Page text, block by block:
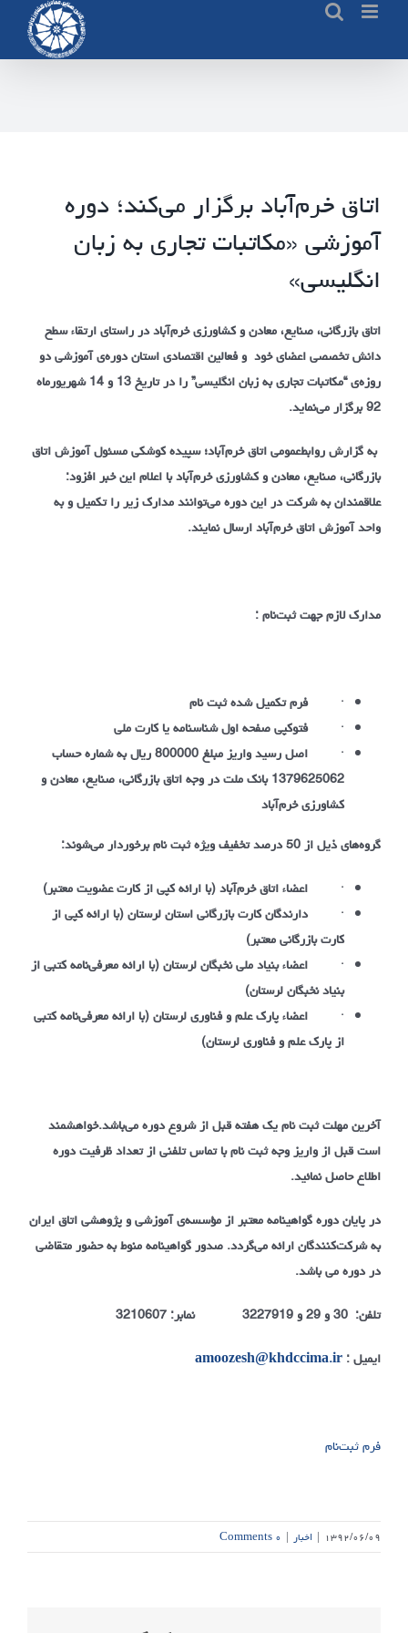
content
اتاق خرم‌آباد برگزار می‌کند؛ دوره
آموزشی «مکاتبات تجاری به زبان
انگلیسی»
اتاق بازرگانی، صنایع، معادن و کشاورزی خرم‌آباددر راستای ارتقاء سطح
دانش تخصصی اعضای خود و فعالین اقتصادی استان دوره‌یآموزشی دو
روزه‌ی “مکاتبات تجاری به زبان انگلیسی”
را در تاریخ 13 و 14 شهریورماه
92 برگزار می‌نماید.
به گزارش روابط‌عمومی اتاق خرم‌آباد؛ سپیده کوشکی مسئول آموزش اتاق
بازرگانی، صنایع، معادن و کشاورزی خرم‌آباد با اعلام این خبر افزود:
علاقمندان به شرکت در این دوره می‌توانند مدارک زیر را تکمیل و به
واحدآموزش اتاق خرم‌آبادارسال نمایند.
مدارک لازم جهت ثبت‌نام :
·فرم تکمیل شده ثبت نام
·فتوکپی صفحه اول شناسنامه یا کارت ملی
·
اصل رسید واریز مبلغ 800000 ریال به شماره حساب
1379625062 بانک ملت در وجه اتاق بازرگانی، صنایع، معادن و
کشاورزی خرم‌آباد
گروه‌های ذیل از 50 درصد تخفیف ویژه ثبت نام برخوردار می‌شوند:
· اعضاء اتاق خرم‌آباد (با ارائه کپی از کارت عضویت معتبر)
· دارندگان کارت بازرگانی استان لرستان (با ارائه کپی از
کارت بازرگانی معتبر)
· اعضاء بنیاد ملی نخبگان لرستان (با ارائه معرفی‌نامه کتبی از
بنیاد نخبگان لرستان)
· اعضاء پارک علم و فناوری لرستان (با ارائه معرفی‌نامه کتبی
از پارک علم و فناوری لرستان)
آخرین مهلت ثبت نام یک هفته قبل از شروع دوره می‌باشد.خواهشمند
است قبل از واریز وجه ثبت نام با تماس تلفنی از تعداد ظرفیت دوره
اطلاع حاصل نمائید.
در پایان دوره گواهینامه معتبر از مؤسسه‌ی آموزشی و پژوهشی اتاق ایران
به شرکت‌کنندگان ارائه می‌گردد. صدور گواهینامه منوط به حضور متقاضی
در دوره می باشد.
تلفن: 30 و 29 و 3227919 نمابر: 3210607
ایمیل :amoozesh@khdccima.ir
فرم ثبت‌نام
۱۳۹۲/۰۶/۰۹ | اخبار | ۰ Comments